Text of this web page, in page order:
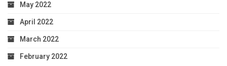
May 2022
April 2022
March 2022
February 2022